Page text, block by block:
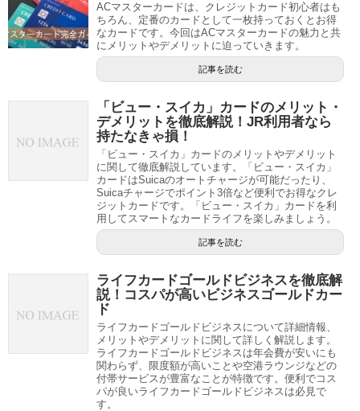
ACマスターカードは、クレジットカード初心者はも
ちろん、定番のカードとして一枚持っておくとお得
なカードです。今回はACマスターカードの魅力と共
にメリットやデメリットに迫っていきます。
記事を読む
「ビュー・スイカ」カードのメリット・
デメリットを徹底解説！JR利用者なら
持たなきゃ損！
「ビュー・スイカ」カードのメリットやデメリット
に関して徹底解説しています。「ビュー・スイカ」
カードはSuicaのオートチャージが可能だったり、
Suicaチャージでポイント3倍など便利でお得なクレ
ジットカードです。「ビュー・スイカ」カードを利
用してスマートなカードライフを楽しみましょう。
記事を読む
ライフカードゴールドビジネスを徹底解
説！コスパが高いビジネスゴールドカー
ド
ライフカードゴールドビジネスについて詳細情報、
メリットやデメリットに関して詳しく解説します。
ライフカードゴールドビジネスは年会費が安いにも
関わらず、限度額が高いことや空港ラウンジなどの
付帯サービスが豊富なことが特徴です。便利でコス
パが良いライフカードゴールドビジネスは必見で
す。